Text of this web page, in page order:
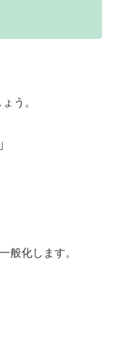
う。
般化します。